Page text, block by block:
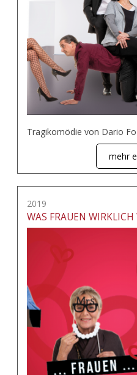
Tragikomödie von Dario
mehr
2019
WAS FRAUEN WIRKLICH